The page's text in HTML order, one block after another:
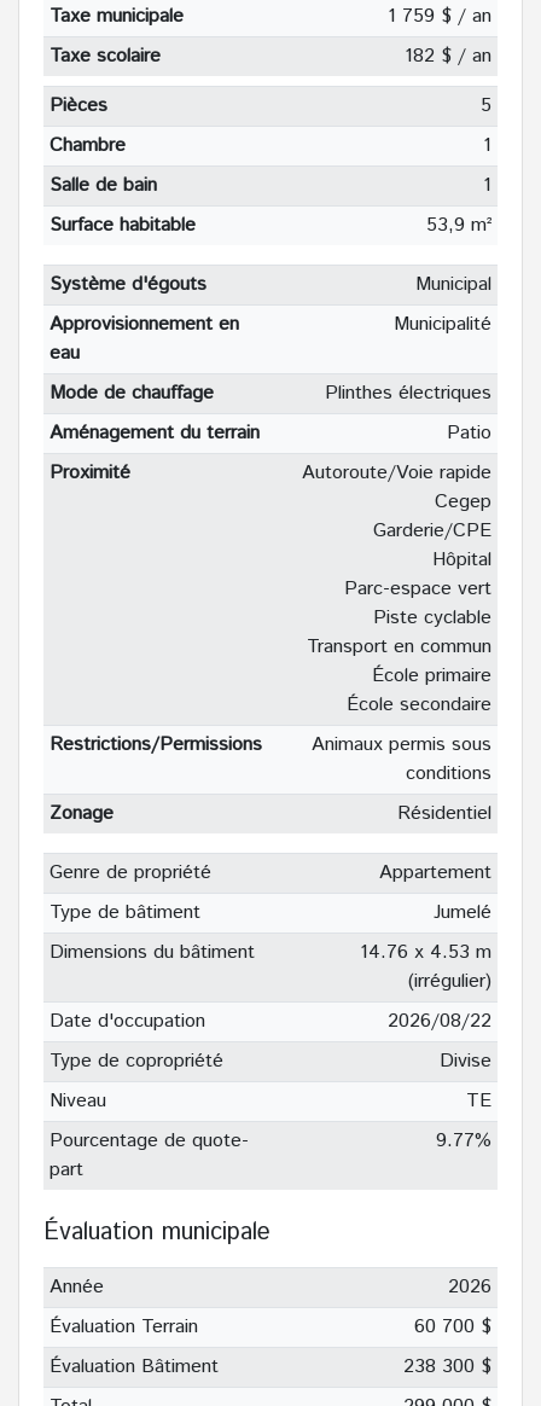
Taxe municipale
1 759 $ / an
Taxe scolaire
182 $ / an
Pièces
5
Chambre
1
Salle de bain
1
Surface habitable
53,9 m²
Système d'égouts
Municipal
Approvisionnement en
eau
Municipalité
Mode de chauffage
Plinthes électriques
Aménagement du terrain
Patio
Proximité
Autoroute/Voie rapide
Cegep
Garderie/CPE
Hôpital
Parc-espace vert
Piste cyclable
Transport en commun
École primaire
École secondaire
Restrictions/Permissions
Animaux permis sous
conditions
Zonage
Résidentiel
Genre de propriété
Appartement
Type de bâtiment
Jumelé
Dimensions du bâtiment
14.76 x 4.53 m
(irrégulier)
Date d'occupation
2026/08/22
Type de copropriété
Divise
Niveau
TE
Pourcentage de quote-
part
9.77%
Évaluation municipale
Année
2026
Évaluation Terrain
60 700 $
Évaluation Bâtiment
238 300 $